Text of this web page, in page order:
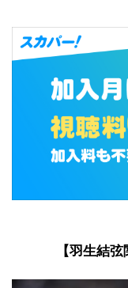
【羽生結